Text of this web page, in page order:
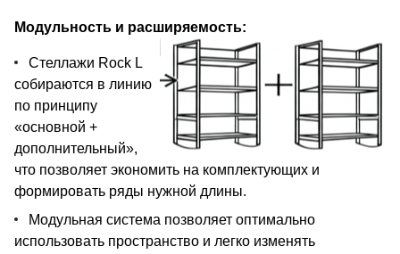
Модульность и расширяемость:
Стеллажи Rock L
собираются в линию
по принципу
«основной +
дополнительный»,
что позволяет экономить на комплектующих и
формировать ряды нужной длины.
Модульная система позволяет оптимально
использовать пространство и легко изменять